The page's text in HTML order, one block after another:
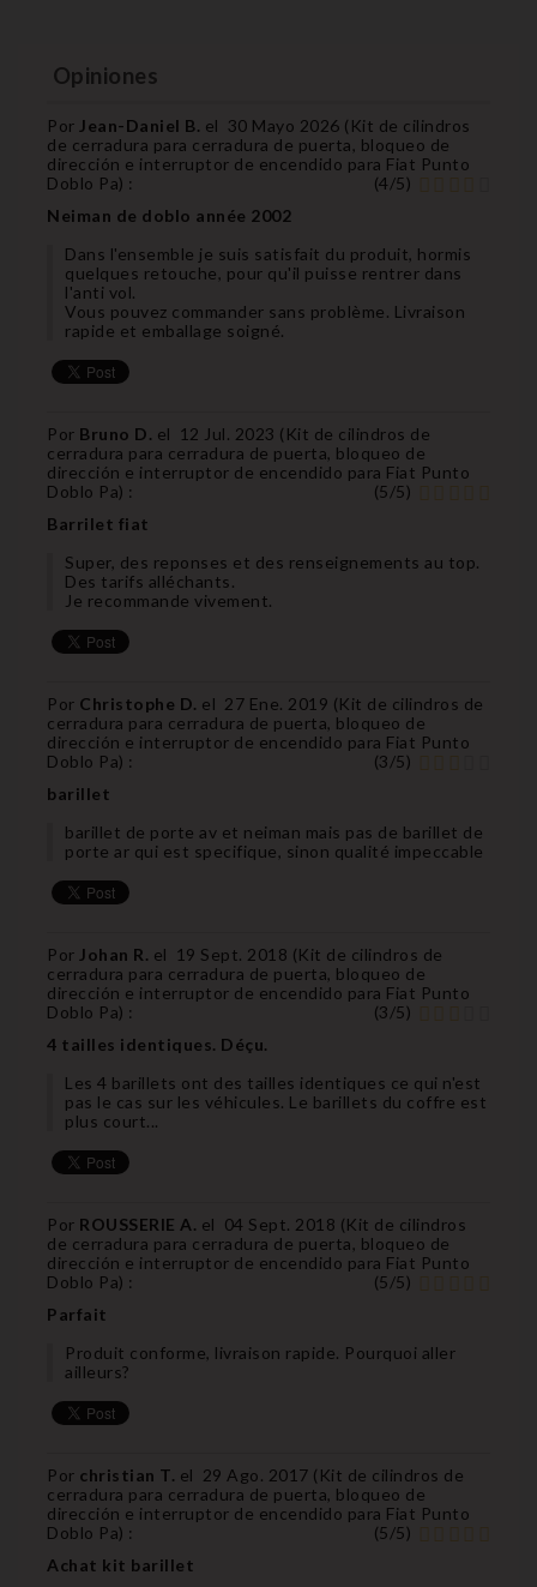
Opiniones
Por Jean-Daniel B. el 30 Mayo 2026 ( Kit de cilindros
de cerradura para cerradura de puerta, bloqueo de
dirección e interruptor de encendido para Fiat Punto
Doblo Pa) : (4/5)
Neiman de doblo année 2002
Dans l'ensemble je suis satisfait du produit, hormis
quelques retouche, pour qu'il puisse rentrer dans
l'anti vol.
Vous pouvez commander sans problème. Livraison
rapide et emballage soigné.
Por Bruno D. el 12 Jul. 2023 ( Kit de cilindros de
cerradura para cerradura de puerta, bloqueo de
dirección e interruptor de encendido para Fiat Punto
Doblo Pa) : (5/5)
Barrilet fiat
Super, des reponses et des renseignements au top.
Des tarifs alléchants.
Je recommande vivement.
Por Christophe D. el 27 Ene. 2019 (Kit de cilindros de
cerradura para cerradura de puerta, bloqueo de
dirección e interruptor de encendido para Fiat Punto
Doblo Pa) : (3/5)
barillet
barillet de porte av et neiman mais pas de barillet de
porte ar qui est specifique, sinon qualité impeccable
Por Johan R. el 19 Sept. 2018 (Kit de cilindros de
cerradura para cerradura de puerta, bloqueo de
dirección e interruptor de encendido para Fiat Punto
Doblo Pa) : (3/5)
4 tailles identiques. Déçu.
Les 4 barillets ont des tailles identiques ce qui n'est
pas le cas sur les véhicules. Le barillets du coffre est
plus court...
Por ROUSSERIE A. el 04 Sept. 2018 (Kit de cilindros
de cerradura para cerradura de puerta, bloqueo de
dirección e interruptor de encendido para Fiat Punto
Doblo Pa) : (5/5)
Parfait
Produit conforme, livraison rapide. Pourquoi aller
ailleurs?
Por christian T. el 29 Ago. 2017 ( Kit de cilindros de
cerradura para cerradura de puerta, bloqueo de
dirección e interruptor de encendido para Fiat Punto
Doblo Pa) : (5/5)
Achat kit barillet